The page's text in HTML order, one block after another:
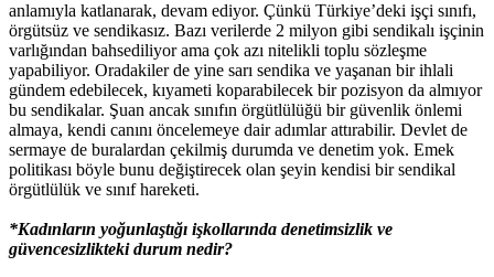
anlamıyla katlanarak, devam ediyor. Çünkü Türkiye’deki işçi sınıfı,
örgütsüz ve sendikasız. Bazı verilerde 2 milyon gibi sendikalı işçinin
varlığından bahsediliyor ama çok azı nitelikli toplu sözleşme
yapabiliyor. Oradakiler de yine sarı sendika ve yaşanan bir ihlali
gündem edebilecek, kıyameti koparabilecek bir pozisyon da almıyor
bu sendikalar. Şuan ancak sınıfın örgütlülüğü bir güvenlik önlemi
almaya, kendi canını öncelemeye dair adımlar attırabilir. Devlet de
sermaye de buralardan çekilmiş durumda ve denetim yok. Emek
politikası böyle bunu değiştirecek olan şeyin kendisi bir sendikal
örgütlülük ve sınıf hareketi.
*Kadınların yoğunlaştığı işkollarında denetimsizlik ve
güvencesizlikteki durum nedir?